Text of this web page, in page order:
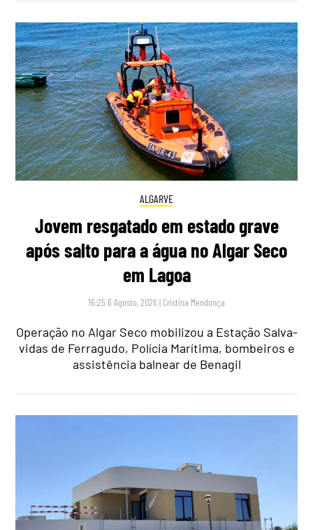
ALGARVE
Jovem resgatado em estado grave
após salto para a água no Algar Seco
em Lagoa
16:25 6 Agosto, 2026 | Cristina Mendonça
Operação no Algar Seco mobilizou a Estação Salva-
vidas de Ferragudo, Polícia Marítima, bombeiros e
assistência balnear de Benagil